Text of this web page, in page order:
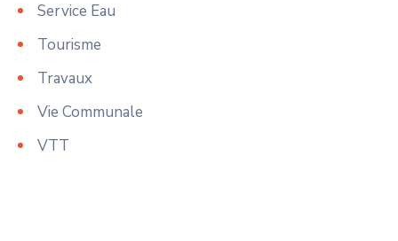
Service Eau
Tourisme
Travaux
Vie Communale
VTT